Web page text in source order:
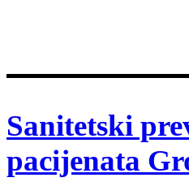
Sanitetski
pacijenata